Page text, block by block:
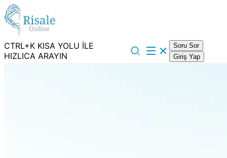
CTRL+K KISA YOLU İLE
HIZLICA ARAYIN
Soru Sor
Giriş Yap